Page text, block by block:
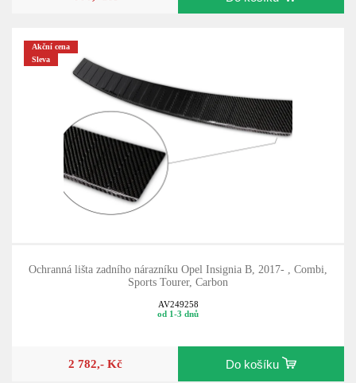
Akční cena
Sleva
Ochranná lišta zadního nárazníku Opel Insignia B, 2017- , Combi,
Sports Tourer, Carbon
AV249258
od 1-3 dnů
2 782,- Kč Do košíku